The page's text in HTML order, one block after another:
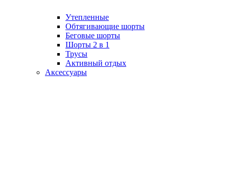
Утепленные
Обтягивающие шорты
Беговые шорты
Шорты 2 в 1
Трусы
Активный отдых
Аксессуары